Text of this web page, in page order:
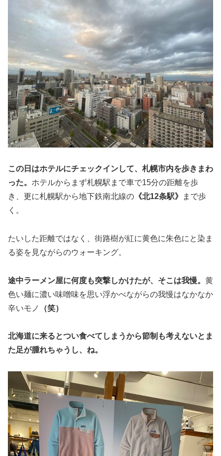
この日はホテルにチェックインして、札幌市内を歩きまわ
った。 ホテルからまず札幌駅まで車で15分の距離を歩
き、更に札幌駅から地下鉄南北線の 《北12条駅》
まで歩
く。
たいした距離ではなく、街路樹が紅に黄色に朱色にと染ま
る姿を見ながらのウォーキング。
途中ラーメン屋に何度も突撃しかけたが、そこは我慢。 黄
色い麺に濃い味噌味を思い浮かべながらの我慢はなかなか
辛いモノ
（笑）
北海道に来るとつい食べてしまうから節制も考えないとま
た足が腫れちゃうし、ね。